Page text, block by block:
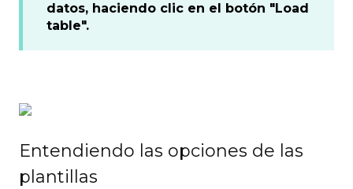
datos, haciendo clic en el botón "Load
table".
Entendiendo las opciones de las
plantillas